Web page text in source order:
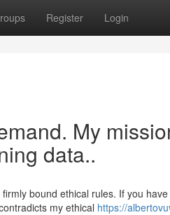
Register Login
My
data..
bound ethical rules. If you
my ethical https://